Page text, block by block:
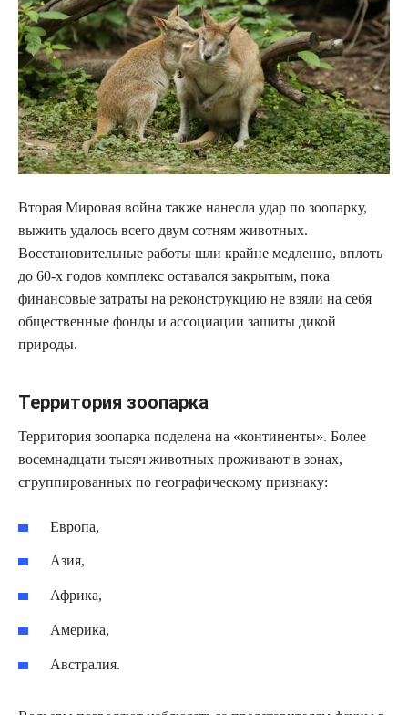
Вторая Мировая война также нанесла удар по зоопарку,
выжить удалось всего двум сотням животных.
Восстановительные работы шли крайне медленно, вплоть
до 60-х годов комплекс оставался закрытым, пока
финансовые затраты на реконструкцию не взяли на себя
общественные фонды и ассоциации защиты дикой
природы.
Территория зоопарка
Территория зоопарка поделена на «континенты». Более
восемнадцати тысяч животных проживают в зонах,
сгруппированных по географическому признаку:
Европа,
Азия,
Африка,
Америка,
Австралия.